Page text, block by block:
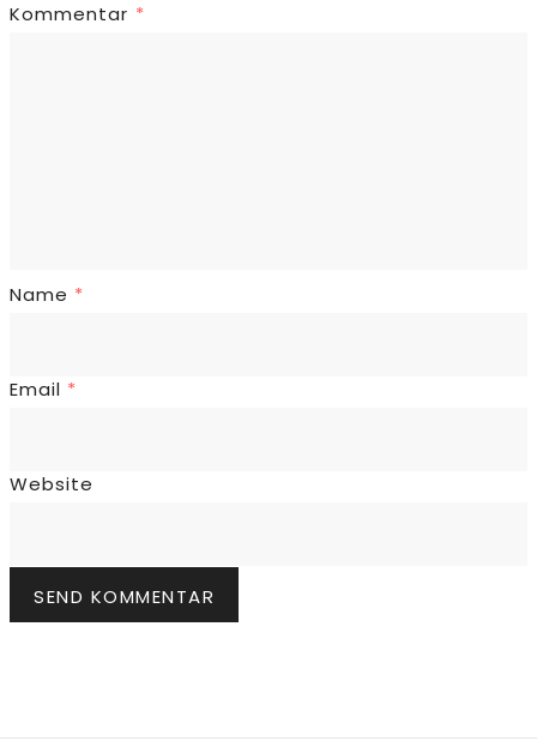
Kommentar *
Name *
Email *
Website